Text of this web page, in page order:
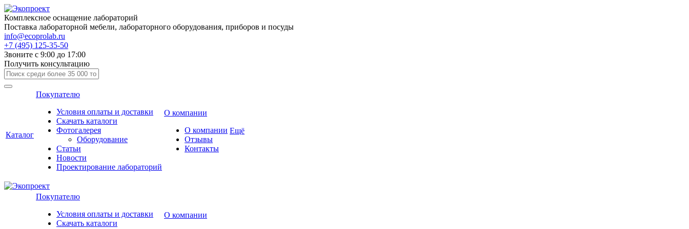
Комплексное оснащение лабораторий
Поставка лабораторной мебели, лабораторного оборудования, приборов и посуды
info@ecoprolab.ru
+7 (495) 125-35-50
Звоните с 9:00 до 17:00
Получить консультацию
Каталог
Покупателю
Условия оплаты и доставки
Скачать каталоги
Фотогалерея
Оборудование
Статьи
Новости
Проектирование лабораторий
О компании
О компании
Отзывы
Контакты
Ещё
Покупателю
Условия оплаты и доставки
Скачать каталоги
О компании